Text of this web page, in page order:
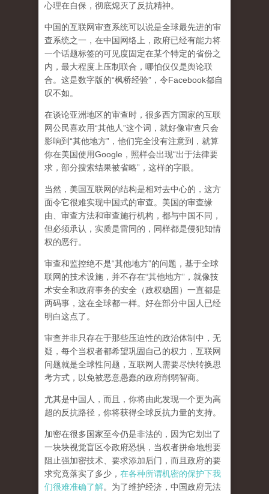
心理在自保，彻底熄灭了反抗精神。
中国的互联网审查系统可以说是全球最先进的审
查系统之一，在中国网络上，政府已经有能力将
一个话题标签的可见度固定在某个特定的省份之
内，最大程度上压制联合 ，哪怕仅仅是舆论联
合。这是数字版的“枫桥经验”，令Facebook都自
叹不如。
在谈论亚洲地区的审查时，很多西方国家的互联
网公民喜欢用“其他人”这个词，就好像审查只会
影响到“其他地方”，他们完全没有注意到， 就算
你在美国使用Google，照样会出现“出于法律要
求，部分搜索结果被省略”，这样的字眼。
当然，美国互联网的结构是相对去中心的，这方
面令它很难实现中国式的审查。美国的审查缘
由、审查方法和审查施行机构，都与中国不同，
但必须承认， 实质是雷同的，同样都是侵犯知情
权的恶行。
审查和监控绝不是“其他地方”的问题，基于全球
联网的技术设施，并不存在“其他地方”，就像技
术安全和政府事务的安全（政权稳固）一直都是
两码事，这在全球都一样。好在部分中国人已经
明白这点了。
审查并非只存在于那些压迫性的政治体制中，无
疑，每个当权者都希望巩固自己的权力，互联网
问题就是全球性问题，互联网人需要尽快转换思
考方式，以免被恶意愚蠢的政府削弱智商。
尤其是中国人，而且，你将由此发现一个更为高
超的反抗路径，你将获得全球反抗力量的支持。
加密在很多国家至今仍是非法的，因为它划出了
一块块视觉盲区令政府恐惧，当权者拼命地想要
阻止强加密技术、要求添加后门，而且政府的要
求究竟落实了多少， 在各种所谓机密的保护下我
们很难准确了解。为了维护经济，中国政府无法